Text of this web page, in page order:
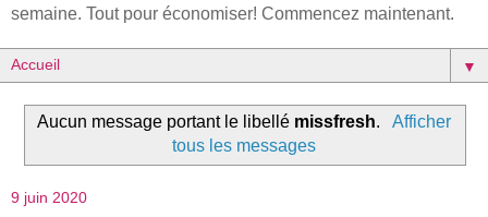
semaine. Tout pour économiser! Commencez maintenant.
▼
Aucun message portant le libellé missfresh.
Afficher
tous les messages
9 juin 2020